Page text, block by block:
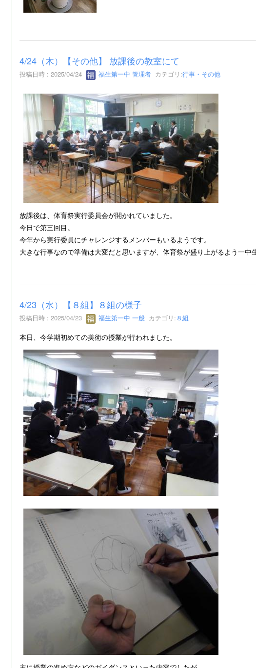
4/24（木）【その他】 放課後の教室にて
投稿日時 : 2025/04/24 福生第一中 管理者カテゴリ:行事・その他
放課後は、体育祭実行委員会が開かれていました。
今日で第三回目。
今年から実行委員にチャレンジするメンバーもいるようです。
大きな行事なので準備は大変だと思いますが、体育祭が盛り上がるよう一中
4/23（水）【８組】８組の様子
投稿日時 : 2025/04/23 福生第一中 一般 カテゴリ: ８組
本日、今学期初めての美術の授業が行われました。